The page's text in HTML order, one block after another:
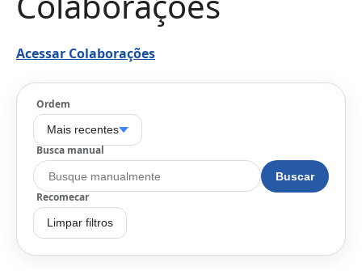
Acessar Colaborações
Ordem
Mais recentes
Busca manual
Buscar
Recomecar
Limpar filtros